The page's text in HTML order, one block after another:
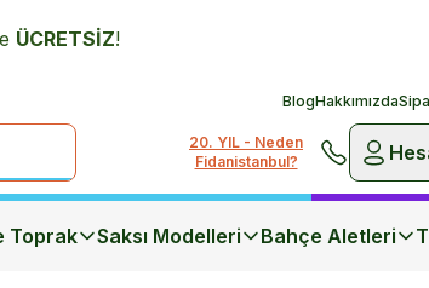
ÜCRETSİZ!
BlogHakkımızda
20. YIL - Neden
Fidanistanbul?
Toprak Saksı Modelleri Bahçe Aletleri